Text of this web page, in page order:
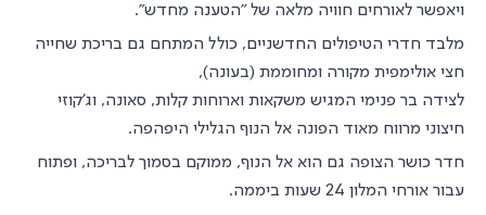
ויאפשר לאורחים חוויה מלאה של "הטענה מחדש".
מלבד חדרי הטיפולים החדשניים, כולל המתחם גם בריכת שחייה
חצי אולימפית מקורה ומחוממת (בעונה),
לצידה בר פנימי המגיש משקאות וארוחות קלות, סאונה, וג'קוזי
חיצוני מרווח מאוד הפונה אל הנוף הגלילי היפהפה.
חדר כושר הצופה גם הוא אל הנוף, ממוקם בסמוך לבריכה, ופתוח
עבור אורחי המלון 24 שעות ביממה.